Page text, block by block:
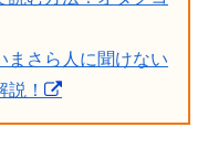
まさら人に聞けない
！